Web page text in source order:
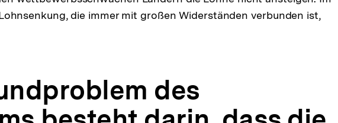
die immer mit großen Widerständen verbunden ist,
des